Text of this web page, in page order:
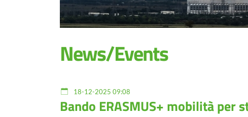
News/Events
18-12-2025 09:08
Bando ERASMUS+ mobilità per